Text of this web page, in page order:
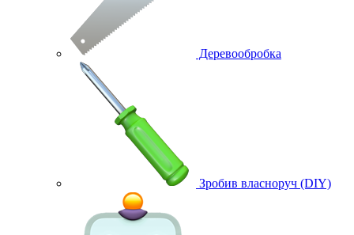
Деревообробка
Зробив власноруч (DIY)